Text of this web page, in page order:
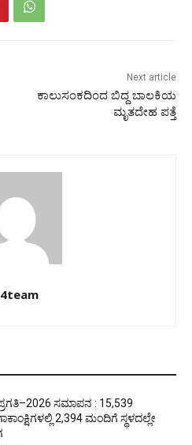
Next article
ಕಾಲುಸಂಕದಿಂದ ಬಿದ್ದ ಬಾಲಕಿಯ
ಮೃತದೇಹ ಪತ್ತೆ
ಸಮಾಪನ : 15,539
2,394 ಮಂದಿಗೆ ಸ್ಥಳದಲ್ಲೇ